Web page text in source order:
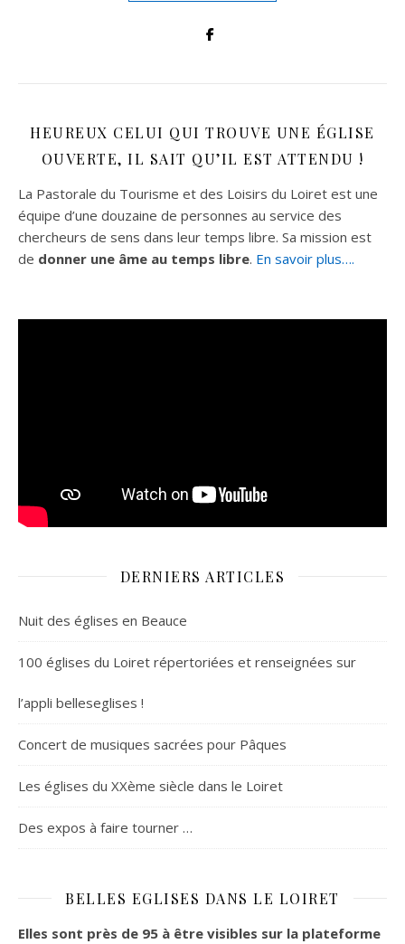
HEUREUX CELUI QUI TROUVE UNE ÉGLISE
OUVERTE, IL SAIT QU’IL EST ATTENDU !
La Pastorale du Tourisme et des Loisirs du Loiret est une
équipe d’une douzaine de personnes au service des
chercheurs de sens dans leur temps libre. Sa mission est
de donner une âme au temps libre. En savoir plus….
DERNIERS ARTICLES
Nuit des églises en Beauce
100 églises du Loiret répertoriées et renseignées sur
l’appli belleseglises !
Concert de musiques sacrées pour Pâques
Les églises du XXème siècle dans le Loiret
Des expos à faire tourner …
BELLES EGLISES DANS LE LOIRET
Elles sont près de 95 à être visibles sur la plateforme